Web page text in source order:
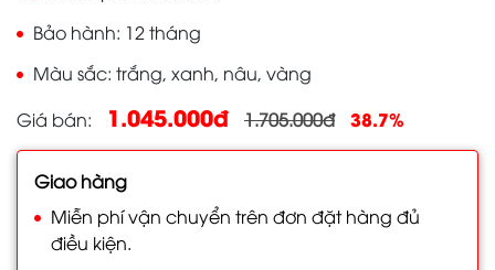
Bảo hành 12 tháng
Màu sắc trắng, xanh, nâu, vàng
Giá bán
1.045.000đ 1.705.000đ 38.7%
Giao hàng
Miễn phí vận chuyển trên đơn đặt hàng đủ
điều kiện.